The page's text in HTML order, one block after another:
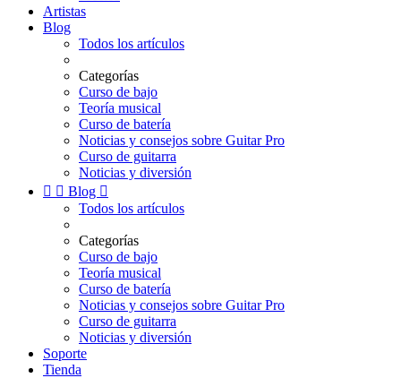
Artistas
Blog
Todos los artículos
Categorías
Curso de bajo
Teoría musical
Curso de batería
Noticias y consejos sobre Guitar Pro
Curso de guitarra
Noticias y diversión
  Blog 
Todos los artículos
Categorías
Curso de bajo
Teoría musical
Curso de batería
Noticias y consejos sobre Guitar Pro
Curso de guitarra
Noticias y diversión
Soporte
Tienda